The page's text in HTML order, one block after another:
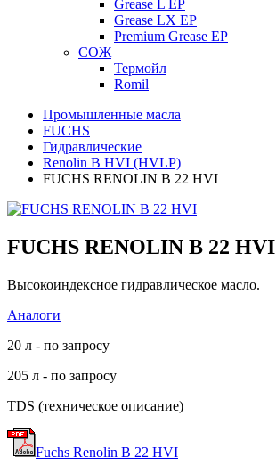
Grease L EP
Grease LX EP
Premium Grease EP
СОЖ
Термойл
Romil
Промышленные масла
FUCHS
Гидравлические
Renolin B HVI (HVLP)
FUCHS RENOLIN B 22 HVI
FUCHS RENOLIN B 22 HVI
Высокоиндексное гидравлическое масло.
Аналоги
20 л - по запросу
205 л - по запросу
TDS (техническое описание)
Fuchs Renolin B 22 HVI